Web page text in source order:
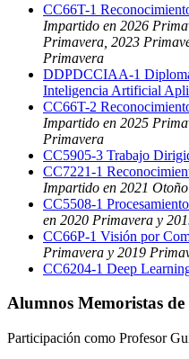
CC66T-1
Impartido en 2026
Primavera, 2023
Primavera
DDPDCCIAA-1
Inteligencia Artificial
CC66T-2
Impartido en 2025
Primavera
CC5905-3 Trabajo
CC7221-1
Impartido en 2021
CC5508-1
en 2020 Primavera y
CC66P-1 Visión por
Primavera y 2019
CC6204-1 Deep
Alumnos Memoristas
Participación como Profesor